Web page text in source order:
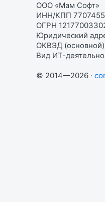
ООО «Мам Софт»
ИНН/КПП
ОГРН
Юридический
ОКВЭД
Вид ИТ-
© 2014—2026 ·